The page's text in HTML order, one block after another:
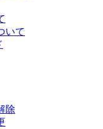
いて
除